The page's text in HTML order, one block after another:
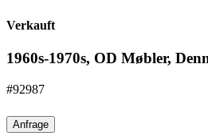
Verkauft
1960s-1970s, OD Møbler,
#92987
Anfrage